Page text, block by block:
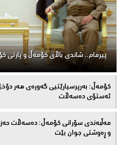
پیرمام.. شاندی باڵای كۆمه‌ڵ و پارتی
كۆمەڵ: بەرپرسیارێتیی گەورەی هەر
ئەستۆی دەسەڵات
مەڵبەندى سۆرانى کۆمەڵ: دەسەڵات
و ڕەوشتى جوان بێت